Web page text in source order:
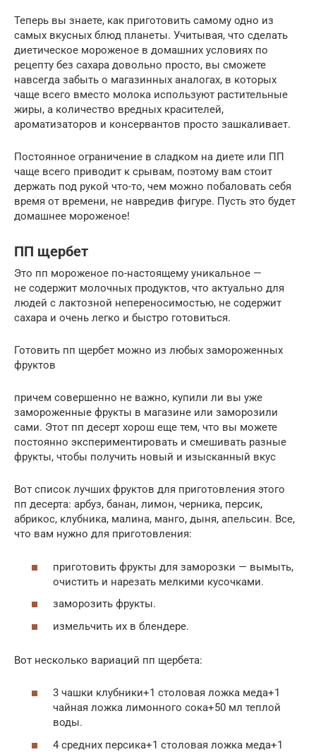
Теперь вы знаете, как приготовить самому одно из
самых вкусных блюд планеты. Учитывая, что сделать
диетическое мороженое в домашних условиях по
рецепту без сахара довольно просто, вы сможете
навсегда забыть о магазинных аналогах, в которых
чаще всего вместо молока используют растительные
жиры, а количество вредных красителей,
ароматизаторов и консервантов просто зашкаливает.
Постоянное ограничение в сладком на диете или ПП
чаще всего приводит к срывам, поэтому вам стоит
держать под рукой что-то, чем можно побаловать себя
время от времени, не навредив фигуре. Пусть это будет
домашнее мороженое!
ПП щербет
Это пп мороженое по-настоящему уникальное —
не содержит молочных продуктов, что актуально для
людей с лактозной непереносимостью, не содержит
сахара и очень легко и быстро готовиться.
Готовить пп щербет можно из любых замороженных
фруктов
причем совершенно не важно, купили ли вы уже
замороженные фрукты в магазине или заморозили
сами. Этот пп десерт хорош еще тем, что вы можете
постоянно экспериментировать и смешивать разные
фрукты, чтобы получить новый и изысканный вкус
Вот список лучших фруктов для приготовления этого
пп десерта: арбуз, банан, лимон, черника, персик,
абрикос, клубника, малина, манго, дыня, апельсин. Все,
что вам нужно для приготовления:
приготовить фрукты для заморозки — вымыть,
очистить и нарезать мелкими кусочками.
заморозить фрукты.
измельчить их в блендере.
Вот несколько вариаций пп щербета:
3 чашки клубники+1 столовая ложка меда+1
чайная ложка лимонного сока+50 мл теплой
воды.
4 средних персика+1 столовая ложка меда+1